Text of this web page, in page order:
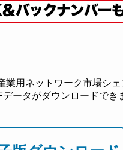
用ネットワーク市場シ
ータがダウンロードでき